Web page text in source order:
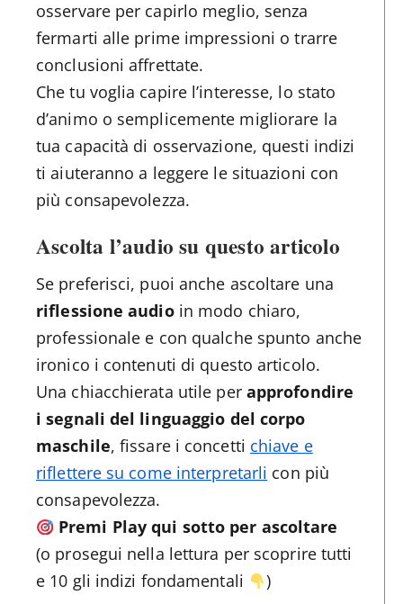
osservare per capirlo meglio, senza
fermarti alle prime impressioni o trarre
conclusioni affrettate.
Che tu voglia capire l’interesse, lo stato
d’animo o semplicemente migliorare la
tua capacità di osservazione, questi indizi
ti aiuteranno a leggere le situazioni con
più consapevolezza.
Ascolta l’audio su questo articolo
Se preferisci, puoi anche ascoltare una
riflessione audioin modo chiaro,
professionale e con qualche spunto anche
ironico i contenuti di questo articolo.
Una chiacchierata utile per approfondire
i segnali del linguaggio del corpo
maschile, fissare i concetti chiave e
riflettere su come interpretarli con più
consapevolezza.
Premi Play qui sotto per ascoltare
(o prosegui nella lettura per scoprire tutti
e 10 gli indizi fondamentali
)